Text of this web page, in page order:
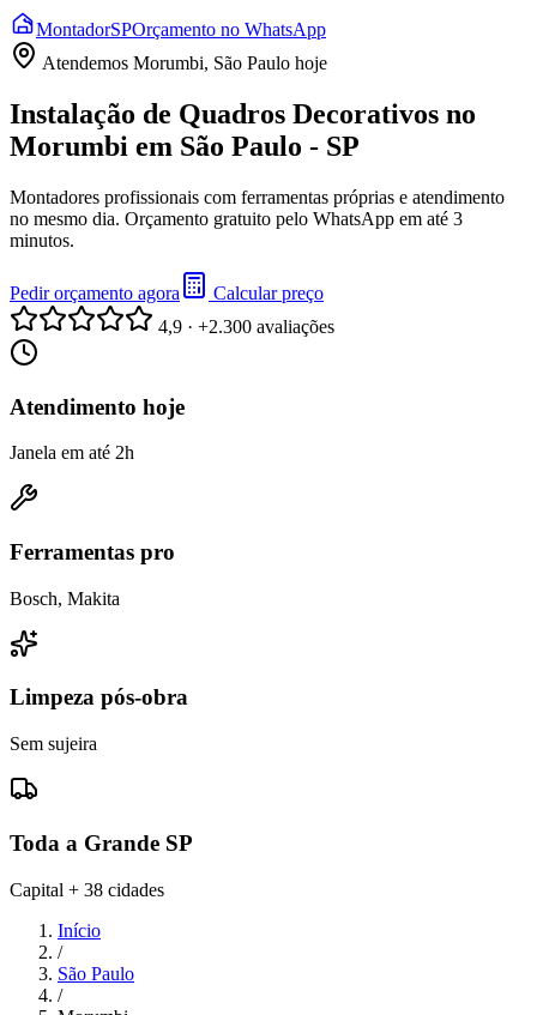
MontadorSPOrçamento no WhatsApp
Atendemos Morumbi, São Paulo hoje
Instalação de Quadros Decorativos no
Morumbi em São Paulo - SP
Montadores profissionais com ferramentas próprias e atendimento
no mesmo dia. Orçamento gratuito pelo WhatsApp em até 3
minutos.
Pedir orçamento agora
Calcular preço
4,9 · +2.300 avaliações
Atendimento hoje
Janela em até 2h
Ferramentas pro
Bosch, Makita
Limpeza pós-obra
Sem sujeira
Toda a Grande SP
Capital + 38 cidades
Início
/
São Paulo
/